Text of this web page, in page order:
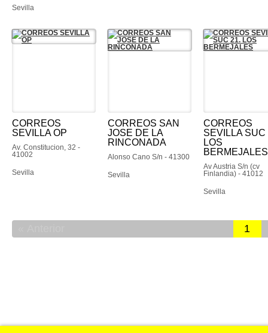
Sevilla
CORREOS
SEVILLA OP
Av. Constitucion, 32 -
41002
Sevilla
CORREOS SAN
JOSE DE LA
RINCONADA
Alonso Cano S/n - 41300
Sevilla
CORREOS
SEVILLA SUC
LOS
BERMEJALES
Av Austria S/n (cv
Finlandia) - 41012
Sevilla
1